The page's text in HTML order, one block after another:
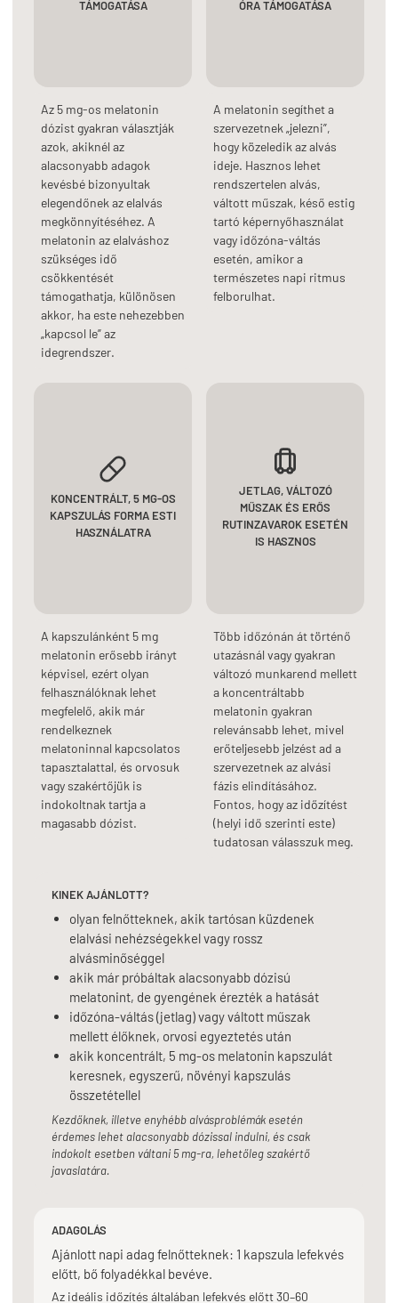
TÁMOGATÁSA
Az 5 mg-os melatonin
dózist gyakran választják
azok, akiknél az
alacsonyabb adagok
kevésbé bizonyultak
elegendőnek az elalvás
megkönnyítéséhez. A
melatonin az elalváshoz
szükséges idő
csökkentését
támogathatja, különösen
akkor, ha este nehezebben
„kapcsol le” az
idegrendszer.
ÓRA TÁMOGATÁSA
A melatonin segíthet a
szervezetnek „jelezni”,
hogy közeledik az alvás
ideje. Hasznos lehet
rendszertelen alvás,
váltott műszak, késő estig
tartó képernyőhasználat
vagy időzóna-váltás
esetén, amikor a
természetes napi ritmus
felborulhat.
KONCENTRÁLT, 5 MG-OS
KAPSZULÁS FORMA ESTI
HASZNÁLATRA
A kapszulánként 5 mg
melatonin erősebb irányt
képvisel, ezért olyan
felhasználóknak lehet
megfelelő, akik már
rendelkeznek
melatoninnal kapcsolatos
tapasztalattal, és orvosuk
vagy szakértőjük is
indokoltnak tartja a
magasabb dózist.
JETLAG, VÁLTOZÓ
MŰSZAK ÉS ERŐS
RUTINZAVAROK ESETÉN
IS HASZNOS
Több időzónán át történő
utazásnál vagy gyakran
változó munkarend mellett
a koncentráltabb
melatonin gyakran
relevánsabb lehet, mivel
erőteljesebb jelzést ad a
szervezetnek az alvási
fázis elindításához.
Fontos, hogy az időzítést
(helyi idő szerinti este)
tudatosan válasszuk meg.
KINEK AJÁNLOTT?
olyan felnőtteknek, akik tartósan küzdenek
elalvási nehézségekkel vagy rossz
alvásminőséggel
akik már próbáltak alacsonyabb dózisú
melatonint, de gyengének érezték a hatását
időzóna-váltás (jetlag) vagy váltott műszak
mellett élőknek, orvosi egyeztetés után
akik koncentrált, 5 mg-os melatonin kapszulát
keresnek, egyszerű, növényi kapszulás
összetétellel
Kezdőknek, illetve enyhébb alvásproblémák esetén
érdemes lehet alacsonyabb dózissal indulni, és csak
indokolt esetben váltani 5 mg-ra, lehetőleg szakértő
javaslatára.
ADAGOLÁS
Ajánlott napi adag felnőtteknek: 1 kapszula lefekvés
előtt, bő folyadékkal bevéve.
Az ideális időzítés általában lefekvés előtt 30–60